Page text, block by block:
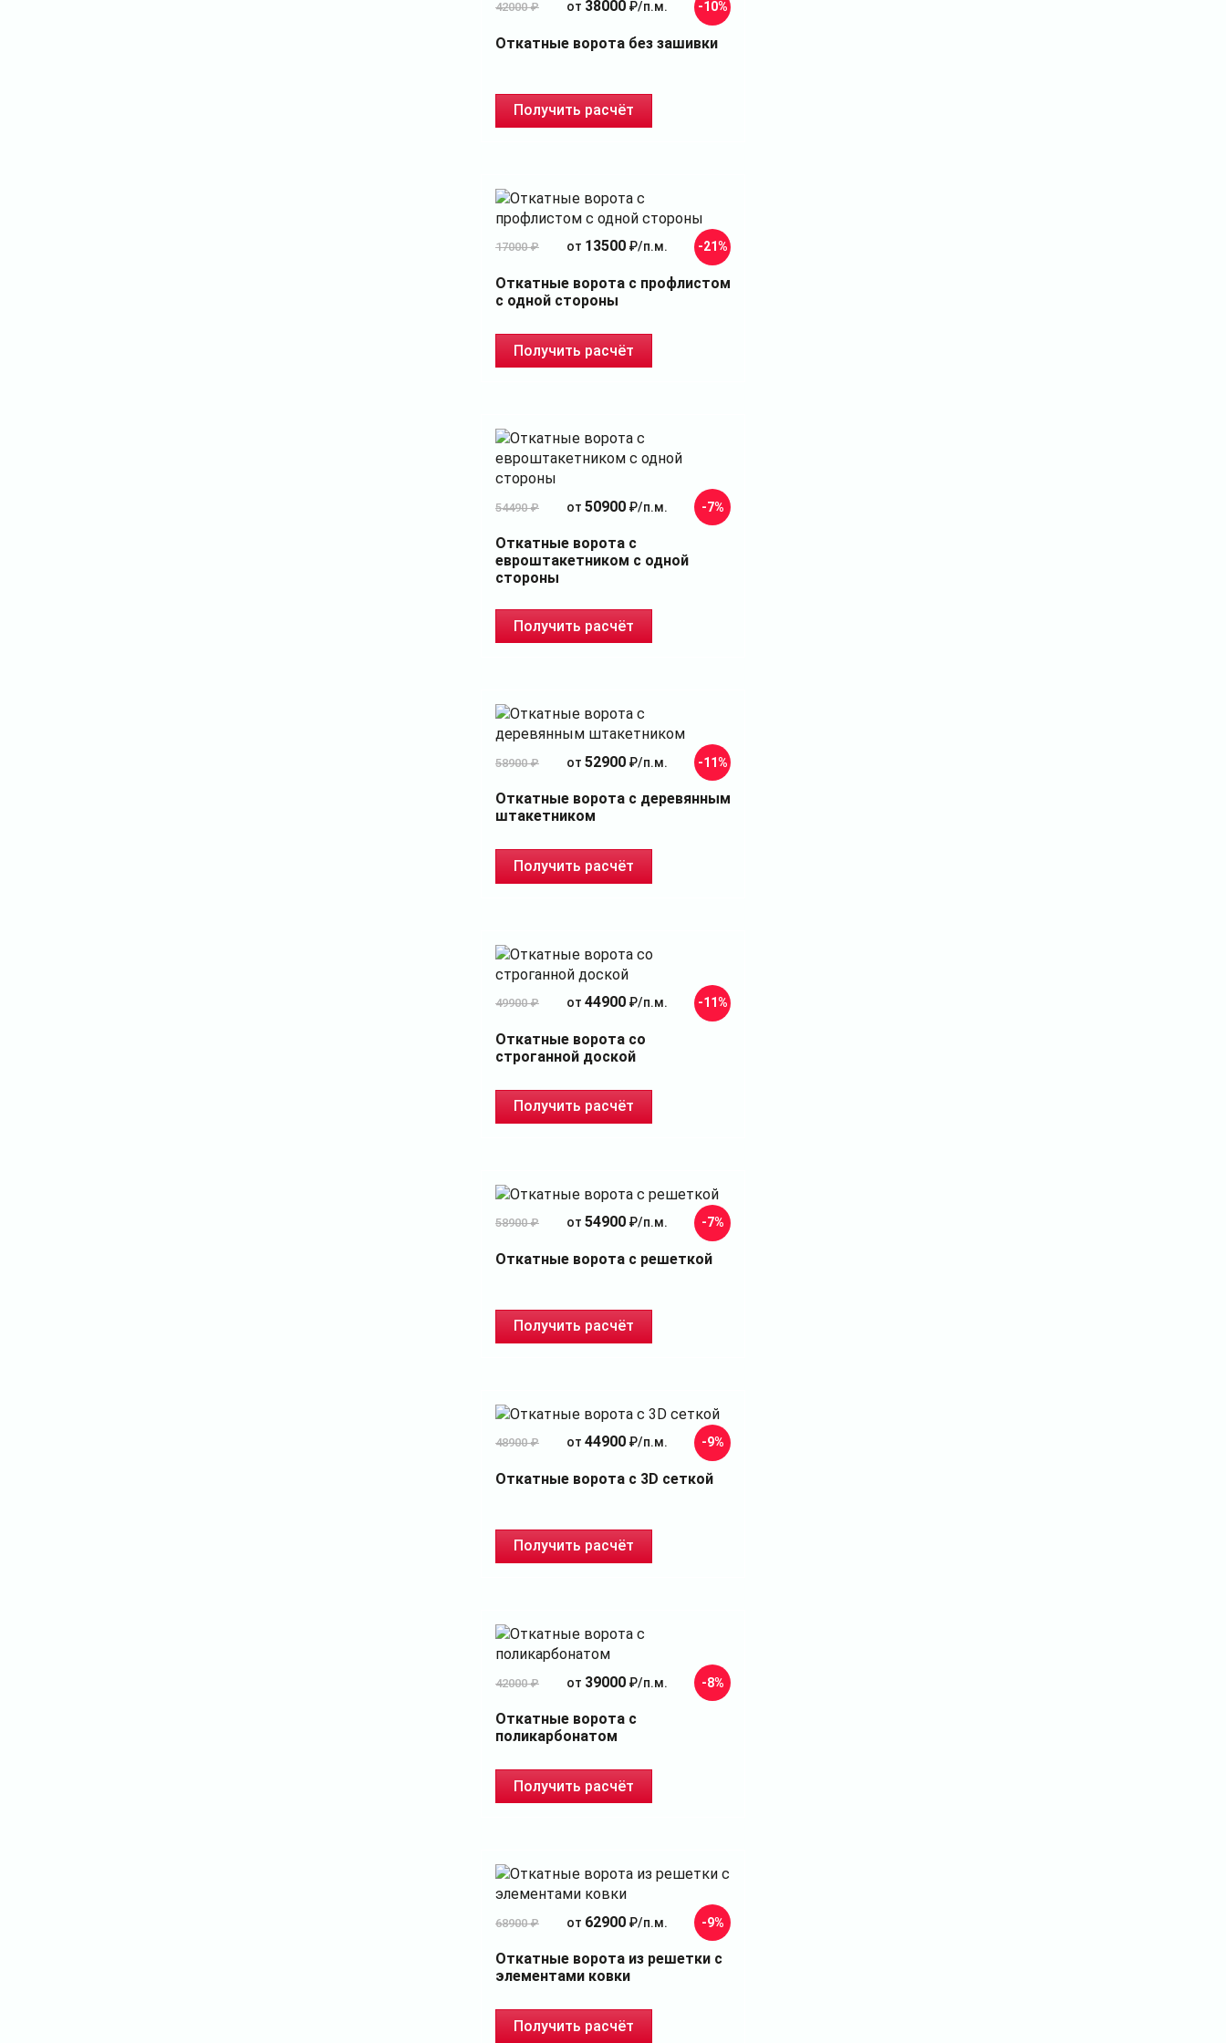
42000 ₽ от 38000₽/п.м. -10%
Откатные ворота без зашивки
Получить расчёт
17000 ₽ от 13500₽/п.м. -21%
Откатные ворота с профлистом
с одной стороны
Получить расчёт
54490 ₽ от 50900₽/п.м. -7%
Откатные ворота с
евроштакетником с одной
стороны
Получить расчёт
58900 ₽ от 52900₽/п.м. -11%
Откатные ворота с деревянным
штакетником
Получить расчёт
49900 ₽ от 44900₽/п.м. -11%
Откатные ворота со
строганной доской
Получить расчёт
58900 ₽ от 54900₽/п.м. -7%
Откатные ворота с решеткой
Получить расчёт
48900 ₽ от 44900₽/п.м. -9%
Откатные ворота с 3D сеткой
Получить расчёт
42000 ₽ от 39000₽/п.м. -8%
Откатные ворота с
поликарбонатом
Получить расчёт
68900 ₽ от 62900₽/п.м. -9%
Откатные ворота из решетки с
элементами ковки
Получить расчёт